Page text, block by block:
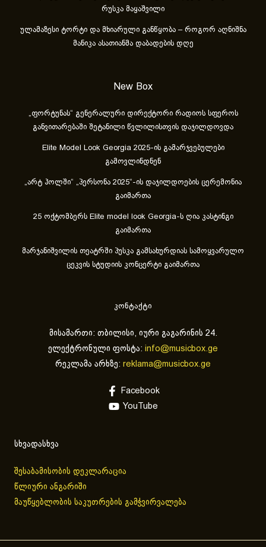
რუსკა მაყაშვილი
ულამაზესი ტორტი და მხიარული განწყობა – როგორ აღნიშნა
მანიკა ასათიანმა დაბადების დღე
New Box
„ფორტუნას“ გენერალური დირექტორი რადიოს სფეროს
განვითარებაში შეტანილი წვლილისთვის დაჯილდოვდა
Elite Model Look Georgia 2025-ის გამარჯვებულები
გამოვლინდნენ
„არტ ჰოლში“ „პერსონა 2025“-ის დაჯილდოების ცერემონია
გაიმართა
25 ოქტომბერს Elite model look Georgia-ს ღია კასტინგი
გაიმართა
მარჯანიშვილის თეატრში პუსკა გამსახურდიას სამოყვარულო
ცეკვის სტუდიის კონცერტი გაიმართა
კონტაქტი
მისამართი: თბილისი, იური გაგარინის 24.
ელექტრონული ფოსტა: info@musicbox.ge
რეკლამა არხზე: reklama@musicbox.ge
Facebook
YouTube
სხვადასხვა
შესაბამისობის დეკლარაცია
წლიური ანგარიში
მაუწყებლობის საკუთრების გამჭვირვალება